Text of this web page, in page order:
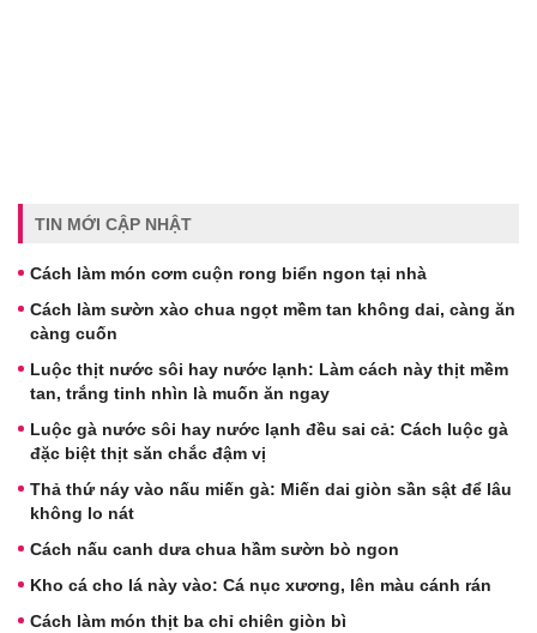
TIN MỚI CẬP NHẬT
Cách làm món cơm cuộn rong biển ngon tại nhà
Cách làm sườn xào chua ngọt mềm tan không dai, càng ăn
càng cuốn
Luộc thịt nước sôi hay nước lạnh: Làm cách này thịt mềm
tan, trắng tinh nhìn là muốn ăn ngay
Luộc gà nước sôi hay nước lạnh đều sai cả: Cách luộc gà
đặc biệt thịt săn chắc đậm vị
Thả thứ náy vào nấu miến gà: Miến dai giòn sần sật để lâu
không lo nát
Cách nấu canh dưa chua hầm sườn bò ngon
Kho cá cho lá này vào: Cá nục xương, lên màu cánh rán
Cách làm món thịt ba chỉ chiên giòn bì